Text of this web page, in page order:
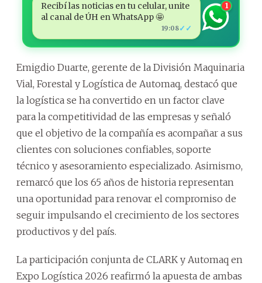
Recibí las noticias en tu celular, unite
al canal de ÚH en WhatsApp 🤩
19:08✓✓
1
Emigdio Duarte, gerente de la División Maquinaria
Vial, Forestal y Logística de Automaq, destacó que
la logística se ha convertido en un factor clave
para la competitividad de las empresas y señaló
que el objetivo de la compañía es acompañar a sus
clientes con soluciones confiables, soporte
técnico y asesoramiento especializado. Asimismo,
remarcó que los 65 años de historia representan
una oportunidad para renovar el compromiso de
seguir impulsando el crecimiento de los sectores
productivos y del país.
La participación conjunta de CLARK y Automaq en
Expo Logística 2026 reafirmó la apuesta de ambas